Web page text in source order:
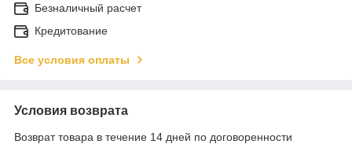
Безналичный расчет
Кредитование
Все условия оплаты
Условия возврата
Возврат товара в течение 14 дней по договоренности